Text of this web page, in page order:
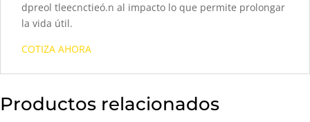
dpreol tleecnctieó.n al impacto lo que permite prolongar
la vida útil.
COTIZA AHORA
Productos relacionados